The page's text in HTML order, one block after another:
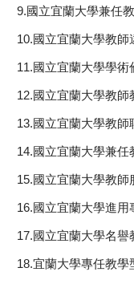
9.國立宜蘭大學兼任
10.國立宜蘭大學教
11.國立宜蘭大學學
12.國立宜蘭大學教
13.國立宜蘭大學教師
14.國立宜蘭大學兼任
15.國立宜蘭大學教師
16.國立宜蘭大學進
17.國立宜蘭大學名譽
18.宜蘭大學專任教學